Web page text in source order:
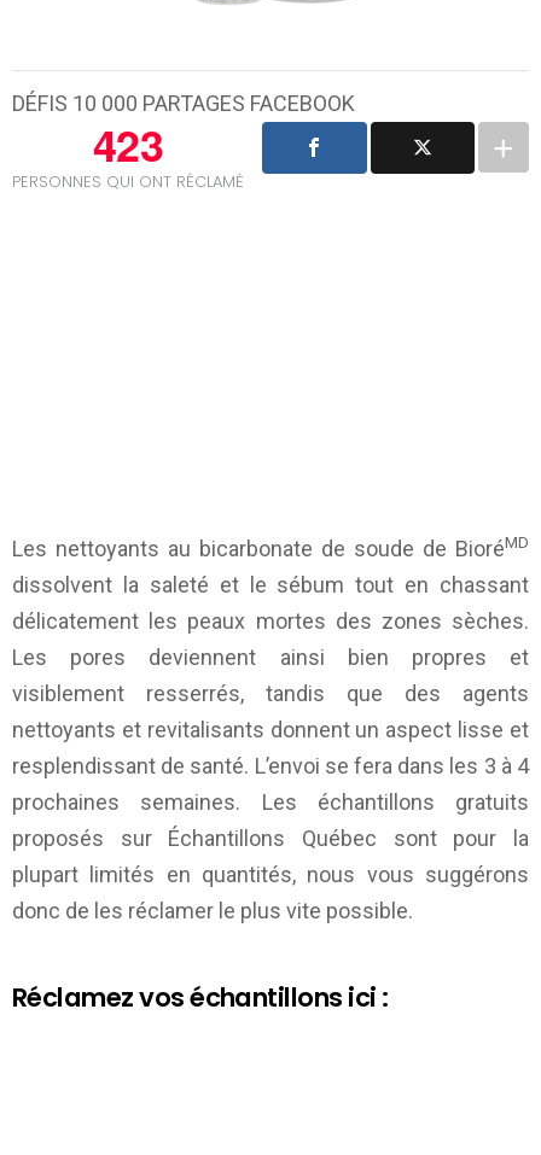
DÉFIS 10 000 PARTAGES FACEBOOK
423
PERSONNES QUI ONT RÉCLAMÉ
Les nettoyants au bicarbonate de soude de BioréMD
dissolvent la saleté et le sébum tout en chassant
délicatement les peaux mortes des zones sèches.
Les pores deviennent ainsi bien propres et
visiblement resserrés, tandis que des agents
nettoyants et revitalisants donnent un aspect lisse et
resplendissant de santé. L’envoi se fera dans les 3 à 4
prochaines semaines. Les échantillons gratuits
proposés sur Échantillons Québec sont pour la
plupart limités en quantités, nous vous suggérons
donc de les réclamer le plus vite possible.
Réclamez vos échantillons ici :